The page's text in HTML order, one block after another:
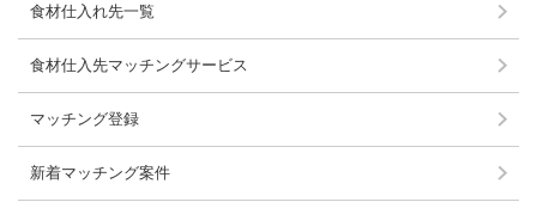
食材仕入れ先一覧
食材仕入先マッチングサービス
マッチング登録
新着マッチング案件